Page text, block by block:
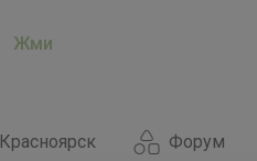
Жми
Форум
Красноярск